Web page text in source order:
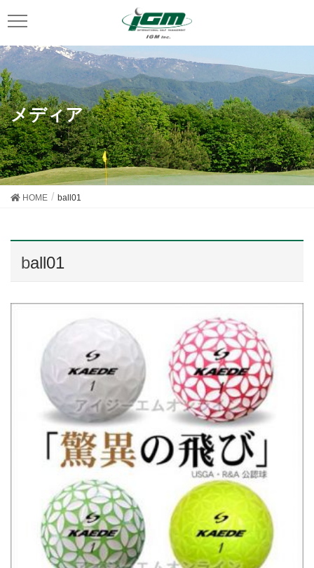
メディア
HOME ball01
ball01